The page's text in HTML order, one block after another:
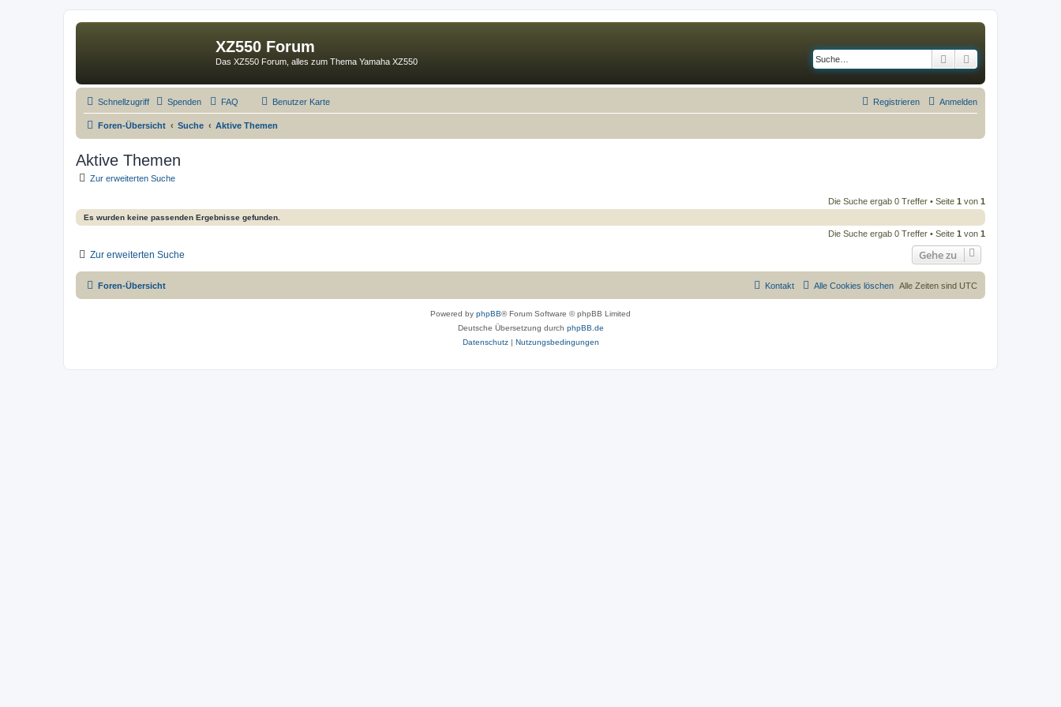
XZ550 Forum
Das XZ550 Forum, alles zum Thema Yamaha XZ550 Suche
Schnellzugriff Spenden FAQ Benutzer Karte Anmelden
Registrieren
Foren-Übersicht Suche Aktive Themen
Aktive Themen
Zur erweiterten Suche
Die Suche ergab 0 Treffer • Seite 1 von 1
Es wurden keine passenden Ergebnisse gefunden.
Die Suche ergab 0 Treffer • Seite 1 von 1
Zur erweiterten Suche Gehe zu
Foren-Übersicht Alle Zeiten sind UTC
Alle Cookies löschen
Kontakt
Powered by phpBB® Forum Software © phpBB Limited
Deutsche Übersetzung durch phpBB.de
Datenschutz| Nutzungsbedingungen